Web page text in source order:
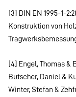
[3] DIN EN 1995-1-
Konstruktion von
[4] Engel, Thomas &
Butscher, Daniel &
Winter, Stefan &